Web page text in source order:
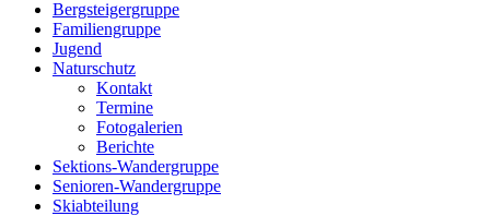
Bergsteigergruppe
Familiengruppe
Jugend
Naturschutz
Kontakt
Termine
Fotogalerien
Berichte
Sektions-Wandergruppe
Senioren-Wandergruppe
Skiabteilung